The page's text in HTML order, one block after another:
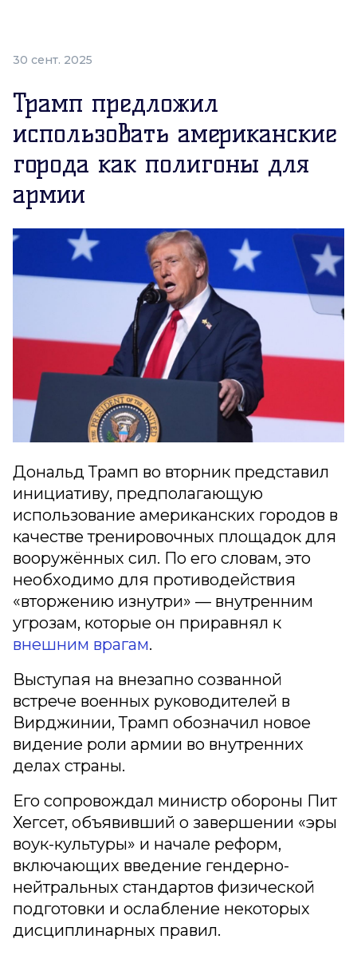
30 сент. 2025
Трамп предложил
использовать американские
города как полигоны для
армии
Дональд Трамп во вторник представил
инициативу, предполагающую
использование американских городов в
качестве тренировочных площадок для
вооружённых сил. По его словам, это
необходимо для противодействия
«вторжению изнутри» — внутренним
угрозам, которые он приравнял к
внешним врагам.
Выступая на внезапно созванной
встрече военных руководителей в
Вирджинии, Трамп обозначил новое
видение роли армии во внутренних
делах страны.
Его сопровождал министр обороны Пит
Хегсет, объявивший о завершении «эры
воук-культуры» и начале реформ,
включающих введение гендерно-
нейтральных стандартов физической
подготовки и ослабление некоторых
дисциплинарных правил.